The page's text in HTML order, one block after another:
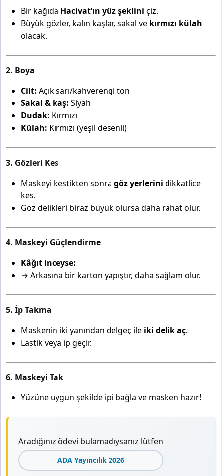
Bir kağıda Hacivat’ın yüz şeklini çiz.
Büyük gözler, kalın kaşlar, sakal ve kırmızı külah
olacak.
2. Boya
Cilt: Açık sarı/kahverengi ton
Sakal & kaş: Siyah
Dudak: Kırmızı
Külah: Kırmızı (yeşil desenli)
3. Gözleri Kes
Maskeyi kestikten sonra göz yerlerini dikkatlice
kes.
Göz delikleri biraz büyük olursa daha rahat olur.
4. Maskeyi Güçlendirme
Kâğıt inceyse:
→ Arkasına bir karton yapıştır, daha sağlam olur.
5. İp Takma
Maskenin iki yanından delgeç ile iki delik aç.
Lastik veya ip geçir.
6. Maskeyi Tak
Yüzüne uygun şekilde ipi bağla ve masken hazır!
Aradığınız ödevi bulamadıysanız lütfen
ADA Yayıncılık 2026